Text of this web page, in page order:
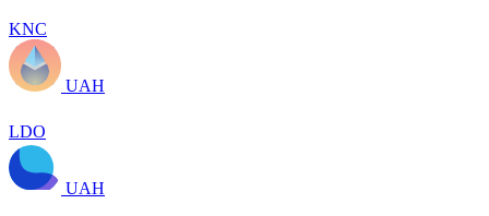
KNC
UAH
LDO
UAH